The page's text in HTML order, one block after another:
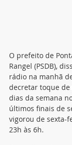
O prefeito de
Rangel (PSDB),
rádio na manhã
decretar toque
dias da semana
últimos finais de
vigorou de sexta-
23h às 6h.